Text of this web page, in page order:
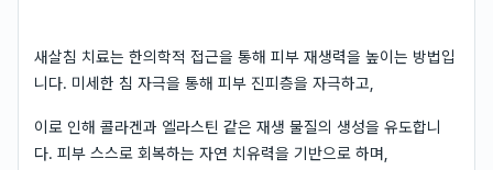
새살침 치료는 한의학적 접근을 통해 피부 재생력을 높이는 방법입
니다. 미세한 침 자극을 통해 피부 진피층을 자극하고,
이로 인해 콜라겐과 엘라스틴 같은 재생 물질의 생성을 유도합니
다. 피부 스스로 회복하는 자연 치유력을 기반으로 하며,